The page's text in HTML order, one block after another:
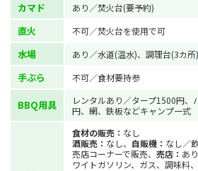
カマド あり／焚火台(要予約)
直火 不可／焚火台を使用で可
水場 あり／水道(温水)、調理台(3カ所)
手ぶら 不可／食材要持参
BBQ用具
レンタルあり／タープ1500円
円、網、鉄板などキャンプ一式
食材の販売： なし
酒販売： なし、 自販機： なし／
売店コーナーで販売、 売店： あ
ワイトガソリン、ガス、調味料